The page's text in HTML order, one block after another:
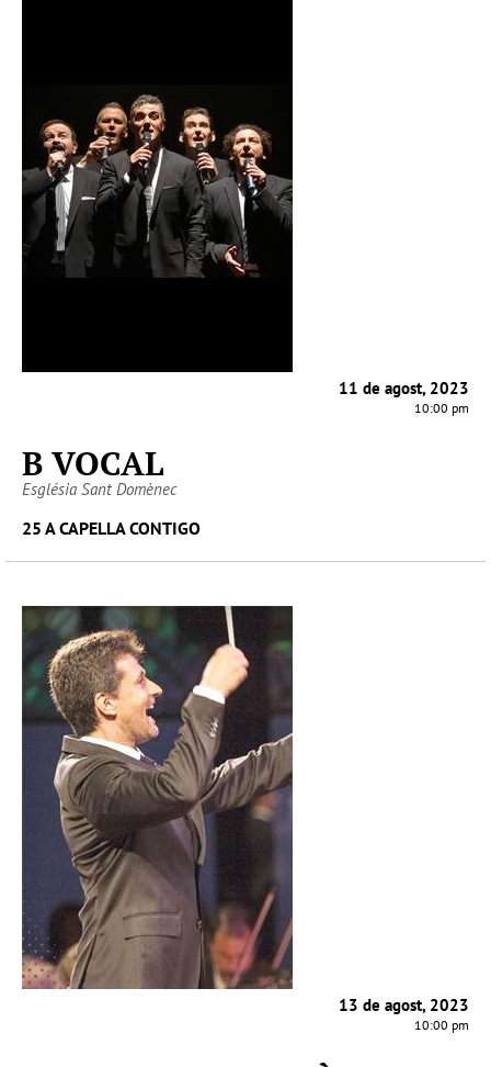
11 de agost, 2023
10:00 pm
B VOCAL
Església Sant Domènec
25 A CAPELLA CONTIGO
13 de agost, 2023
10:00 pm